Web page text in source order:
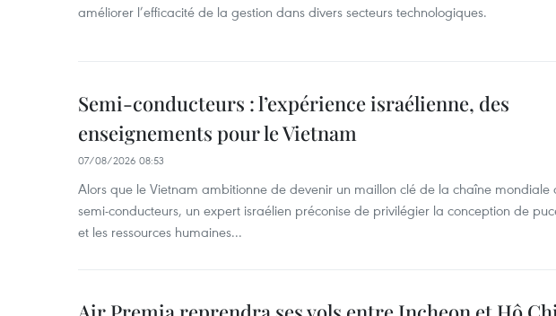
améliorer l’efficacité de la gestion dans divers secteurs technologiques.
Semi-conducteurs : l’expérience israélienne, des
enseignements pour le Vietnam
07/08/2026 08:53
Alors que le Vietnam ambitionne de devenir un maillon clé de la chaîne mondiale
semi-conducteurs, un expert israélien préconise de privilégier la conception de
et les ressources humaines...